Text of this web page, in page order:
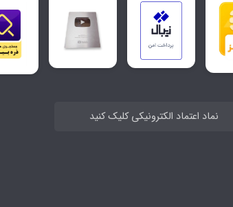
نماد اعتماد الکترونیکی کلیک کنید